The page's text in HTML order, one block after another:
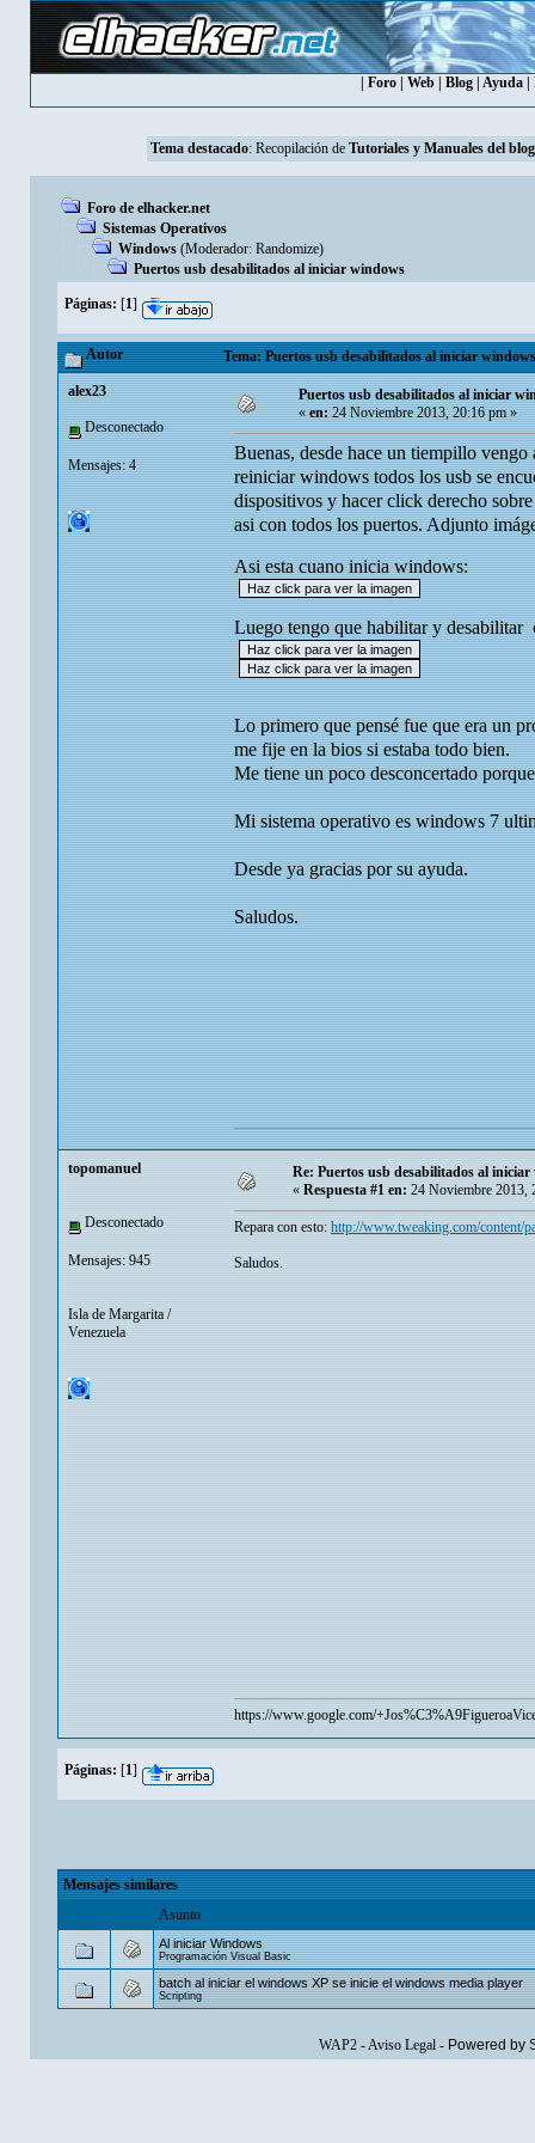
Foro Web Blog Ayuda
Tema destacado: Recopilación de Tutoriales y Manuales del blog
Foro de elhacker.net
Sistemas Operativos
Windows (Moderador: Randomize)
Puertos usb desabilitados al iniciar windows
Páginas: [1]
Autor Tema: Puertos usb desabilitados al iniciar
alex23
Desconectado
Mensajes: 4
Puertos usb desabilitados al iniciar
«en:24 Noviembre 2013, 20:16 pm »
Buenas, desde hace un tiempillo
reiniciar windows todos los usb se
dispositivos y hacer click derecho
asi con todos los puertos. Adjunto
Asi esta cuano inicia windows:
Luego tengo que habilitar y desabilitar
Lo primero que pensé fue que era un
me fije en la bios si estaba todo bien.
Me tiene un poco desconcertado
Mi sistema operativo es windows 7
Desde ya gracias por su ayuda.
Saludos.
topomanuel
Desconectado
Mensajes: 945
Isla de Margarita /
Venezuela
Re: Puertos usb desabilitados al
« Respuesta #1 en: 24 Noviembre 2013,
Repara con esto: http://www.tweaking.com/content/
Saludos.
https://www.google.com/
Páginas: [1]
Mensajes similares
Asunto
Al iniciar Windows
Programación Visual Basic
batch al iniciar el windows XP se inicie el windows media player
Scripting
WAP2-Aviso Legal- Powered by